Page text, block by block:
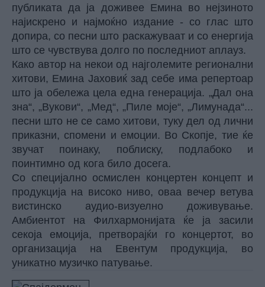
публиката да ја доживее Емина во нејзиното
најискрено и најмоќно издание - со глас што
допира, со песни што раскажуваат и со енергија
што се чувствува долго по последниот аплауз.
Како автор на некои од најголемите регионални
хитови, Емина Јаховиќ зад себе има репертоар
што ја обележа цела една генерација. „Дал она
зна“, „Вукови“, „Мед“, „Пиле моје“, „Лимунада“...
песни што не се само хитови, туку дел од лични
приказни, спомени и емоции. Во Скопје, тие ќе
звучат поинаку, поблиску, подлабоко и
поинтимно од кога било досега.
Со специјално осмислен концертен концепт и
продукција на високо ниво, оваа вечер ветува
вистинско аудио-визуелно доживување.
Амбиентот на Филхармонијата ќе ја засили
секоја емоција, претворајќи го концертот, во
организација на Евентум продукција, во
уникатно музичко патување.